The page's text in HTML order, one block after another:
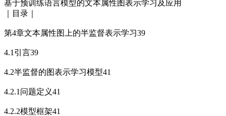
基于预训练语言模型的文本属性图表示学习及应用
｜目录｜
第4章文本属性图上的半监督表示学习39
4.1引言39
4.2半监督的图表示学习模型41
4.2.1问题定义41
4.2.2模型框架41